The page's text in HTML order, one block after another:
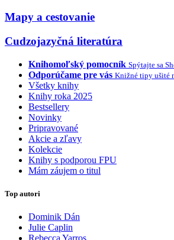
Mapy a cestovanie
Cudzojazyčná literatúra
Knihomoľský pomocník Spýtajte sa
Odporúčame pre vás Knižné tipy ušité
Všetky knihy
Knihy roka 2025
Bestsellery
Novinky
Pripravované
Akcie a zľavy
Kolekcie
Knihy s podporou FPU
Mám záujem o titul
Top autori
Dominik Dán
Julie Caplin